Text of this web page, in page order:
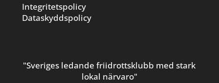
Integritetspolicy
Dataskyddspolicy
"Sveriges ledande friidrottsklubb med stark
lokal närvaro"